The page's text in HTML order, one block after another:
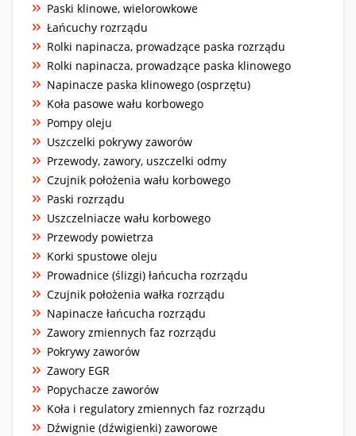
Paski klinowe, wielorowkowe
Łańcuchy rozrządu
Rolki napinacza, prowadzące paska rozrządu
Rolki napinacza, prowadzące paska klinowego
Napinacze paska klinowego (osprzętu)
Koła pasowe wału korbowego
Pompy oleju
Uszczelki pokrywy zaworów
Przewody, zawory, uszczelki odmy
Czujnik położenia wału korbowego
Paski rozrządu
Uszczelniacze wału korbowego
Przewody powietrza
Korki spustowe oleju
Prowadnice (ślizgi) łańcucha rozrządu
Czujnik położenia wałka rozrządu
Napinacze łańcucha rozrządu
Zawory zmiennych faz rozrządu
Pokrywy zaworów
Zawory EGR
Popychacze zaworów
Koła i regulatory zmiennych faz rozrządu
Dźwignie (dźwigienki) zaworowe